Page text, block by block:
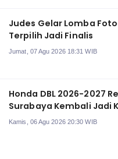
Judes Gelar Lomba
Terpilih Jadi Finalis
Jumat, 07 Agu 2026 18:31 WIB
Honda DBL 2026-2027
Surabaya Kembali Jadi
Kamis, 06 Agu 2026 20:30 WIB